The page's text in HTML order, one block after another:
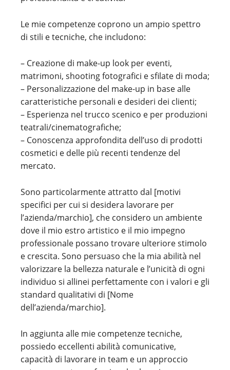
Le mie competenze coprono un ampio spettro
di stili e tecniche, che includono:
– Creazione di make-up look per eventi,
matrimoni, shooting fotografici e sfilate di moda;
– Personalizzazione del make-up in base alle
caratteristiche personali e desideri dei clienti;
– Esperienza nel trucco scenico e per produzioni
teatrali/cinematografiche;
– Conoscenza approfondita dell’uso di prodotti
cosmetici e delle più recenti tendenze del
mercato.
Sono particolarmente attratto dal [motivi
specifici per cui si desidera lavorare per
l’azienda/marchio], che considero un ambiente
dove il mio estro artistico e il mio impegno
professionale possano trovare ulteriore stimolo
e crescita. Sono persuaso che la mia abilità nel
valorizzare la bellezza naturale e l’unicità di ogni
individuo si allinei perfettamente con i valori e gli
standard qualitativi di [Nome
dell’azienda/marchio].
In aggiunta alle mie competenze tecniche,
possiedo eccellenti abilità comunicative,
capacità di lavorare in team e un approccio